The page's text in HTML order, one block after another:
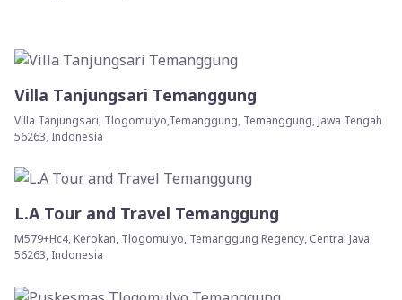
Villa Tanjungsari Temanggung
Villa Tanjungsari, Tlogomulyo,Temanggung, Temanggung, Jawa Tengah
56263, Indonesia
L.A Tour and Travel Temanggung
M579+Hc4, Kerokan, Tlogomulyo, Temanggung Regency, Central Java
56263, Indonesia